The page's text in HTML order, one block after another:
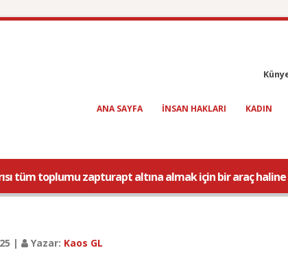
ANA SAYFA INSAN HAKLARI KADIN
tüm toplumu zapturapt altına almak için bir araç
| Yazar: Kaos GL